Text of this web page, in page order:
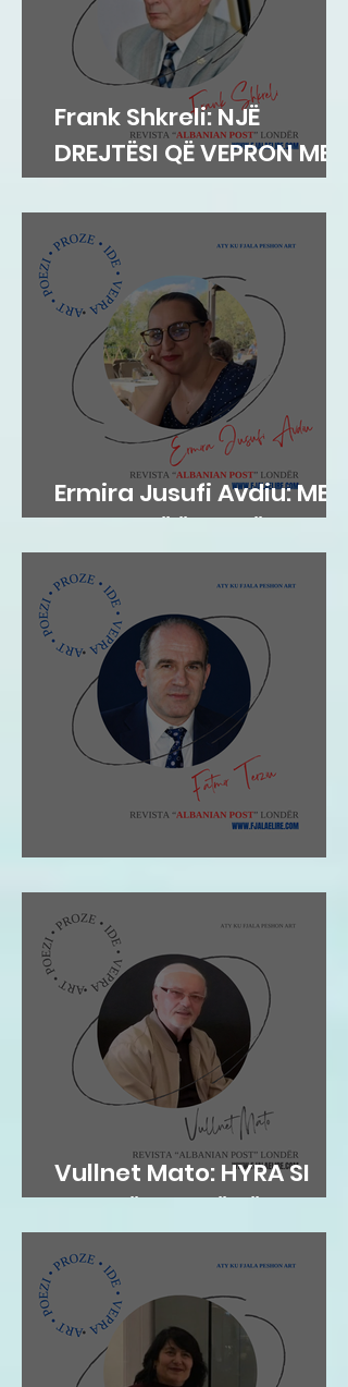
Frank Shkreli: NJË
DREJTËSI QË VEPRON ME
INTEGRITET
Ermira Jusufi Avdiu: ME
FLATRA TË ËNDRRËS
Fatmir Terziu: Shqipja
Vullnet Mato: HYRA SI
ZOG NË FOLENË TËNDE